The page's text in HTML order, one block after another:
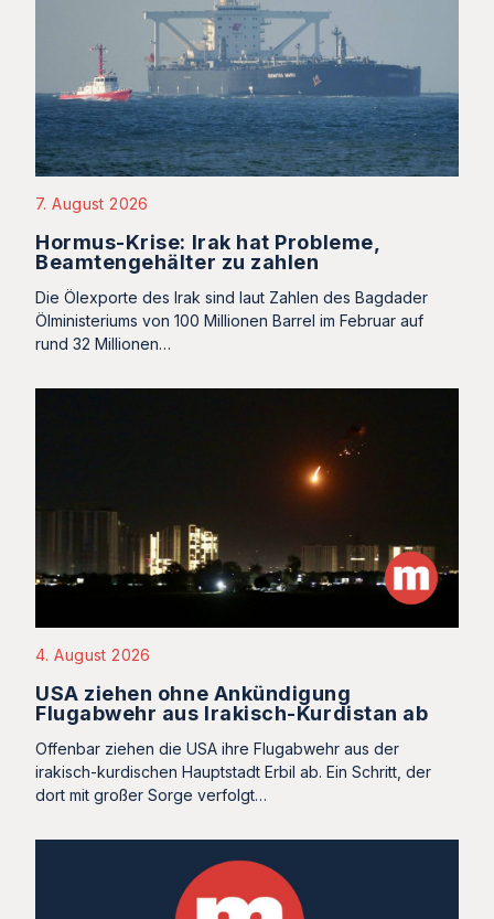
7. August 2026
Hormus-Krise: Irak hat Probleme,
Beamtengehälter zu zahlen
Die Ölexporte des Irak sind laut Zahlen des Bagdader
Ölministeriums von 100 Millionen Barrel im Februar auf
rund 32 Millionen…
4. August 2026
USA ziehen ohne Ankündigung
Flugabwehr aus Irakisch-Kurdistan ab
Offenbar ziehen die USA ihre Flugabwehr aus der
irakisch-kurdischen Hauptstadt Erbil ab. Ein Schritt, der
dort mit großer Sorge verfolgt…